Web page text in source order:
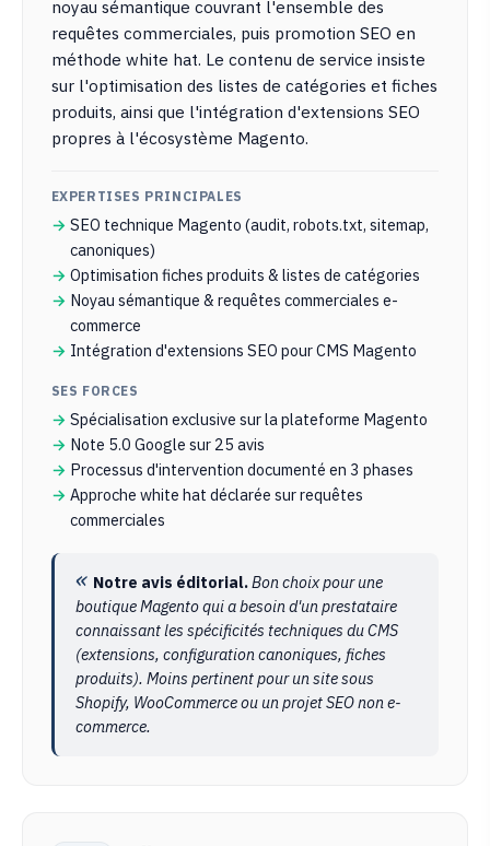
noyau sémantique couvrant l'ensemble des
requêtes commerciales, puis promotion SEO en
méthode white hat. Le contenu de service insiste
sur l'optimisation des listes de catégories et fiches
produits, ainsi que l'intégration d'extensions SEO
propres à l'écosystème Magento.
EXPERTISES PRINCIPALES
SEO technique Magento (audit, robots.txt, sitemap,
canoniques)
Optimisation fiches produits & listes de catégories
Noyau sémantique & requêtes commerciales e-
commerce
Intégration d'extensions SEO pour CMS Magento
SES FORCES
Spécialisation exclusive sur la plateforme Magento
Note 5.0 Google sur 25 avis
Processus d'intervention documenté en 3 phases
Approche white hat déclarée sur requêtes
commerciales
Notre avis éditorial.Bon choix pour une
boutique Magento qui a besoin d'un prestataire
connaissant les spécificités techniques du CMS
(extensions, configuration canoniques, fiches
produits). Moins pertinent pour un site sous
Shopify, WooCommerce ou un projet SEO non e-
commerce.